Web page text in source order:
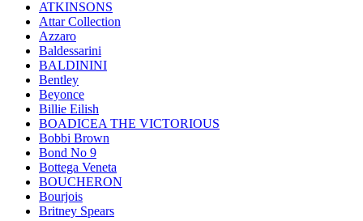
ATKINSONS
Attar Collection
Azzaro
Baldessarini
BALDININI
Bentley
Beyonce
Billie Eilish
BOADICEA THE VICTORIOUS
Bobbi Brown
Bond No 9
Bottega Veneta
BOUCHERON
Bourjois
Britney Spears